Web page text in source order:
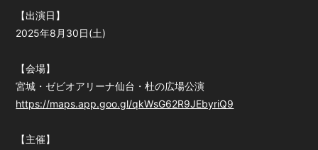
【出演日】
2025年8月30日(土)
【会場】
宮城・ゼビオアリーナ仙台・杜の広場公演
https://maps.app.goo.gl/qkWsG62R9JEbyriQ9
【主催】